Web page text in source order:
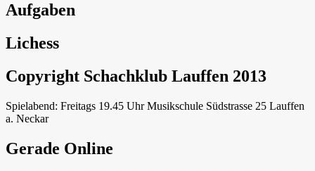
Aufgaben
Lichess
Copyright Schachklub Lauffen 2013
Spielabend: Freitags 19.45 Uhr Musikschule Südstrasse 25 Lauffen
a. Neckar
Gerade Online